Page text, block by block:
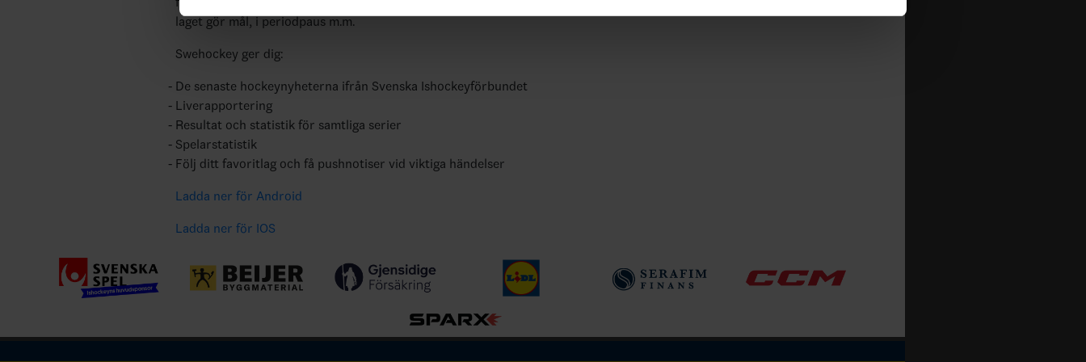
laget gör mål, i periodpaus m.m.
Swehockey ger dig:
De senaste hockeynyheterna ifrån Svenska Ishockeyförbundet
Liverapportering
Resultat och statistik för samtliga serier
Spelarstatistik
Följ ditt favoritlag och få pushnotiser vid viktiga händelser
Ladda ner för Android
Ladda ner för IOS